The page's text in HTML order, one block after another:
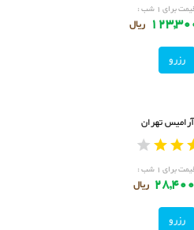
برای ۱ شب :
ریال
رزرو
تهران
برای ۱ شب :
ریال
رزرو